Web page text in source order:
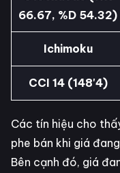
66.67, %D 54.32)
Ichimoku
CCI 14 (148'4)
Các tín hiệu cho
phe bán khi giá
Bên cạnh đó, giá